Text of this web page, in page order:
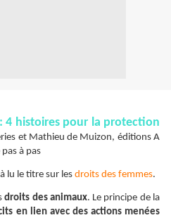
4 histoires pour la protection
et Mathieu de Muizon, éditions A
à pas
lu le titre sur les droits des femmes.
droits des animaux. Le principe de la
en lien avec des actions menées